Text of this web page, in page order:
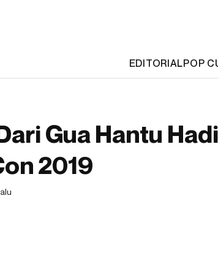
EDITORIALPOP
Gua Hantu
2019